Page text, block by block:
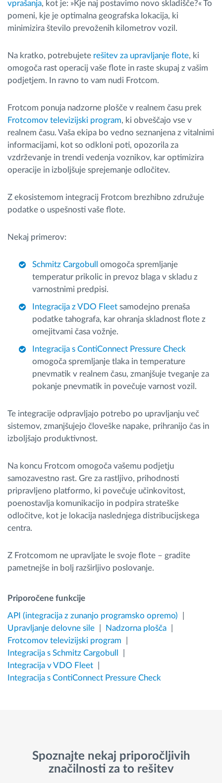
vprašanja, kot je: »Kje naj postavimo novo skladišče?« To
pomeni, kje je optimalna geografska lokacija, ki
minimizira število prevoženih kilometrov vozil.
Na kratko, potrebujete rešitev za upravljanje flote, ki
omogoča rast operacij vaše flote in raste skupaj z vašim
podjetjem. In ravno to vam nudi Frotcom.
Frotcom ponuja nadzorne plošče v realnem času prek
Frotcomov televizijski program, ki obveščajo vse v
realnem času. Vaša ekipa bo vedno seznanjena z vitalnimi
informacijami, kot so odkloni poti, opozorila za
vzdrževanje in trendi vedenja voznikov, kar optimizira
operacije in izboljšuje sprejemanje odločitev.
Z ekosistemom integracij Frotcom brezhibno združuje
podatke o uspešnosti vaše flote.
Nekaj primerov:
Schmitz Cargobull
omogoča spremljanje
temperatur prikolic in prevoz blaga v skladu z
varnostnimi predpisi.
Integracija z VDO Fleet samodejno prenaša
podatke tahografa, kar ohranja skladnost flote z
omejitvami časa vožnje.
Integracija s ContiConnect Pressure Check
omogoča spremljanje tlaka in temperature
pnevmatik v realnem času, zmanjšuje tveganje za
pokanje pnevmatik in povečuje varnost vozil.
Te integracije odpravljajo potrebo po upravljanju več
sistemov, zmanjšujejo človeške napake, prihranijo čas in
izboljšajo produktivnost.
Na koncu Frotcom omogoča vašemu podjetju
samozavestno rast. Gre za rastljivo, prihodnosti
pripravljeno platformo, ki povečuje učinkovitost,
poenostavlja komunikacijo in podpira strateške
odločitve, kot je lokacija naslednjega distribucijskega
centra.
Z Frotcomom ne upravljate le svoje flote – gradite
pametnejše in bolj razširljivo poslovanje.
Priporočene funkcije
API (integracija z zunanjo programsko opremo)
Upravljanje delovne sile
Nadzorna plošča
Frotcomov televizijski program
Integracija s Schmitz Cargobull
Integracija v VDO Fleet
Integracija s ContiConnect Pressure Check
Spoznajte nekaj priporočljivih
značilnosti za to rešitev